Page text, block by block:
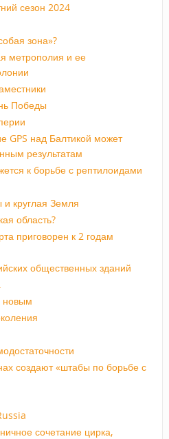
сезон 2024
зона»?
метрополия и ее
Победы
GPS над Балтикой может
результатам
к борьбе с рептилоидами
и круглая Земля
область?
приговорен к 2 годам
общественных зданий
новым
создают «штабы по борьбе с
сочетание цирка,